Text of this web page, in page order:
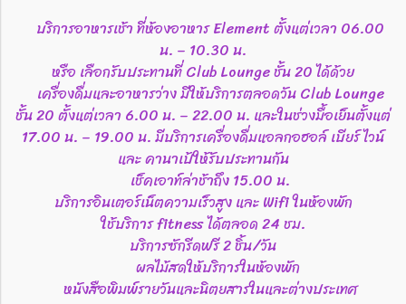
บริการอาหารเช้า ที่ห้องอาหาร Element ตั้งแต่เวลา 06.00
น. – 10.30 น.
หรือ เลือกรับประทานที่ Club Lounge ชั้น 20 ได้ด้วย
เครื่องดื่มและอาหารว่าง มีให้บริการตลอดวัน Club Lounge
ชั้น 20 ตั้งแต่เวลา 6.00 น. – 22.00 น. และในช่วงมื้อเย็นตั้งแต่
17.00 น. – 19.00 น. มีบริการเครื่องดื่มแอลกอฮอล์ เบียร์ ไวน์
และ คานาเป้ให้รับประทานกัน
เช็คเอาท์ล่าช้าถึง 15.00 น.
บริการอินเตอร์เน็ตความเร็วสูง และ Wifi ในห้องพัก
ใช้บริการ fitness ได้ตลอด 24 ชม.
บริการซักรีดฟรี 2 ชิ้น/วัน
ผลไม้สดให้บริการในห้องพัก
หนังสือพิมพ์รายวันและนิตยสารในและต่างประเทศ